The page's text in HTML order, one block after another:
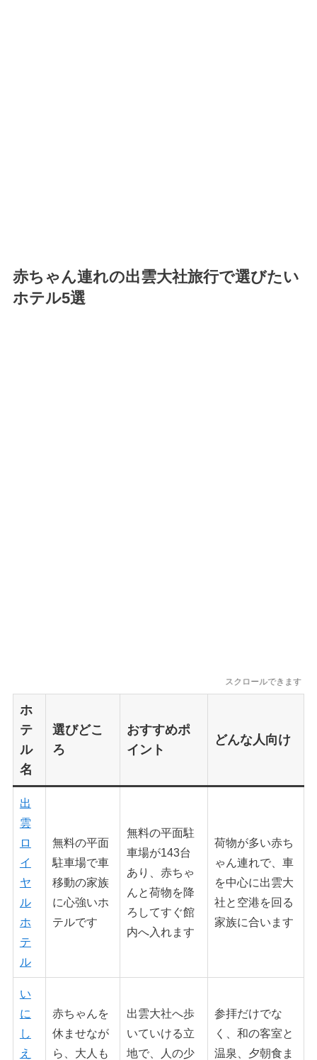
赤ちゃん連れの出雲大社旅行で選びたい
ホテル5選
スクロールできます
ホ
テ
ル
名
選びどこ
ろ
おすすめポ
イント
どんな人向け
出
雲
ロ
イ
ヤ
ル
ホ
テ
ル
無料の平面
駐車場で車
移動の家族
に心強いホ
テルです
無料の平面駐
車場が143台
あり、赤ちゃ
んと荷物を降
ろしてすぐ館
内へ入れます
荷物が多い赤ち
ゃん連れで、車
を中心に出雲大
社と空港を回る
家族に合います
い
に
し
え
赤ちゃんを
休ませなが
ら、大人も
出雲大社へ歩
いていける立
地で、人の少
参拝だけでな
く、和の客室と
温泉、夕朝食ま